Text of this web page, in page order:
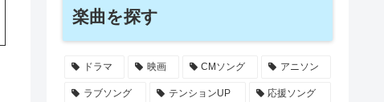
楽曲を探す
ドラマ 映画 CMソング アニソン
ラブソング テンションUP 応援ソング